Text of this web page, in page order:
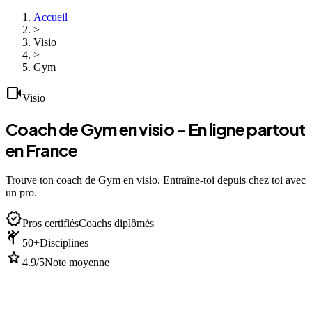
Accueil
>
Visio
>
Gym
videocamVisio
Coach de Gym en visio - En ligne partout
en France
Trouve ton coach de Gym en visio. Entraîne-toi depuis chez toi avec
un pro.
verifiedPros certifiésCoachs diplômés
sports_martial_arts 50+Disciplines
star4.9/5Note moyenne